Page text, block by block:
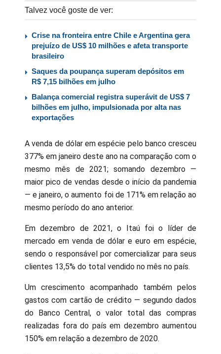
Talvez você goste de ver:
Crise na fronteira entre Chile e Argentina gera
prejuízo de US$ 10 milhões e afeta transporte
brasileiro
Saques da poupança superam depósitos em
R$ 7,15 bilhões em julho
Balança comercial registra superávit de US$ 7
bilhões em julho, impulsionada por alta nas
exportações
A venda de dólar em espécie pelo banco cresceu
377% em janeiro deste ano na comparação com o
mesmo mês de 2021; somando dezembro —
maior pico de vendas desde o início da pandemia
— e janeiro, o aumento foi de 171% em relação ao
mesmo período do ano anterior.
Em dezembro de 2021, o Itaú foi o líder de
mercado em venda de dólar e euro em espécie,
sendo o responsável por comercializar para seus
clientes 13,5% do total vendido no mês no país.
Um crescimento acompanhado também pelos
gastos com cartão de crédito — segundo dados
do Banco Central, o valor total das compras
realizadas fora do país em dezembro aumentou
150% em relação a dezembro de 2020.